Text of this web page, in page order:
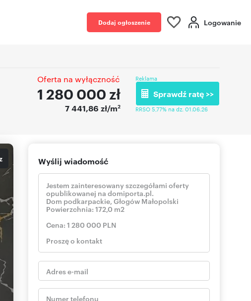
Dodaj ogłoszenie Logowanie
Oferta na wyłączność
1 280 000 zł
7 441,86 zł/m2
Reklama
Sprawdź ratę >>
RRSO 5,77% na dz. 01.06.26
Wyślij wiadomość